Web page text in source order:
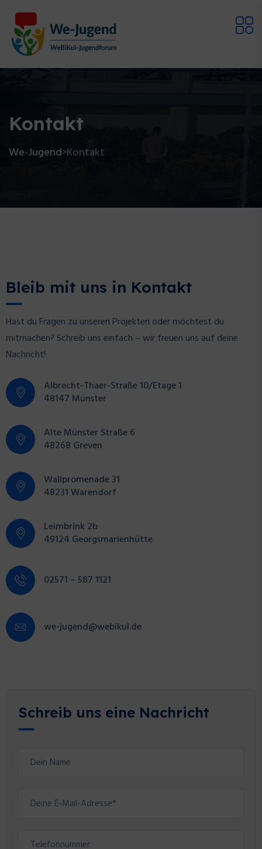
Kontakt
We-Jugend>Kontakt
Bleib mit uns in Kontakt
Hast du Fragen zu unseren Projekten oder möchtest du
mitmachen? Schreib uns einfach – wir freuen uns auf deine
Nachricht!
Albrecht-Thaer-Straße 10/Etage 1
48147 Münster
Alte Münster Straße 6
48268 Greven
Wallpromenade 31
48231 Warendorf
Leimbrink 2b
49124 Georgsmarienhütte
02571 – 587 1121
we-jugend@webikul.de
Schreib uns eine Nachricht